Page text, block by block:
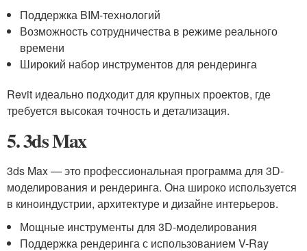
Поддержка BIM-технологий
Возможность сотрудничества в режиме реального
времени
Широкий набор инструментов для рендеринга
Revit идеально подходит для крупных проектов, где
требуется высокая точность и детализация.
5. 3ds Max
3ds Max — это профессиональная программа для 3D-
моделирования и рендеринга. Она широко используется
в киноиндустрии, архитектуре и дизайне интерьеров.
Мощные инструменты для 3D-моделирования
Поддержка рендеринга с использованием V-Ray